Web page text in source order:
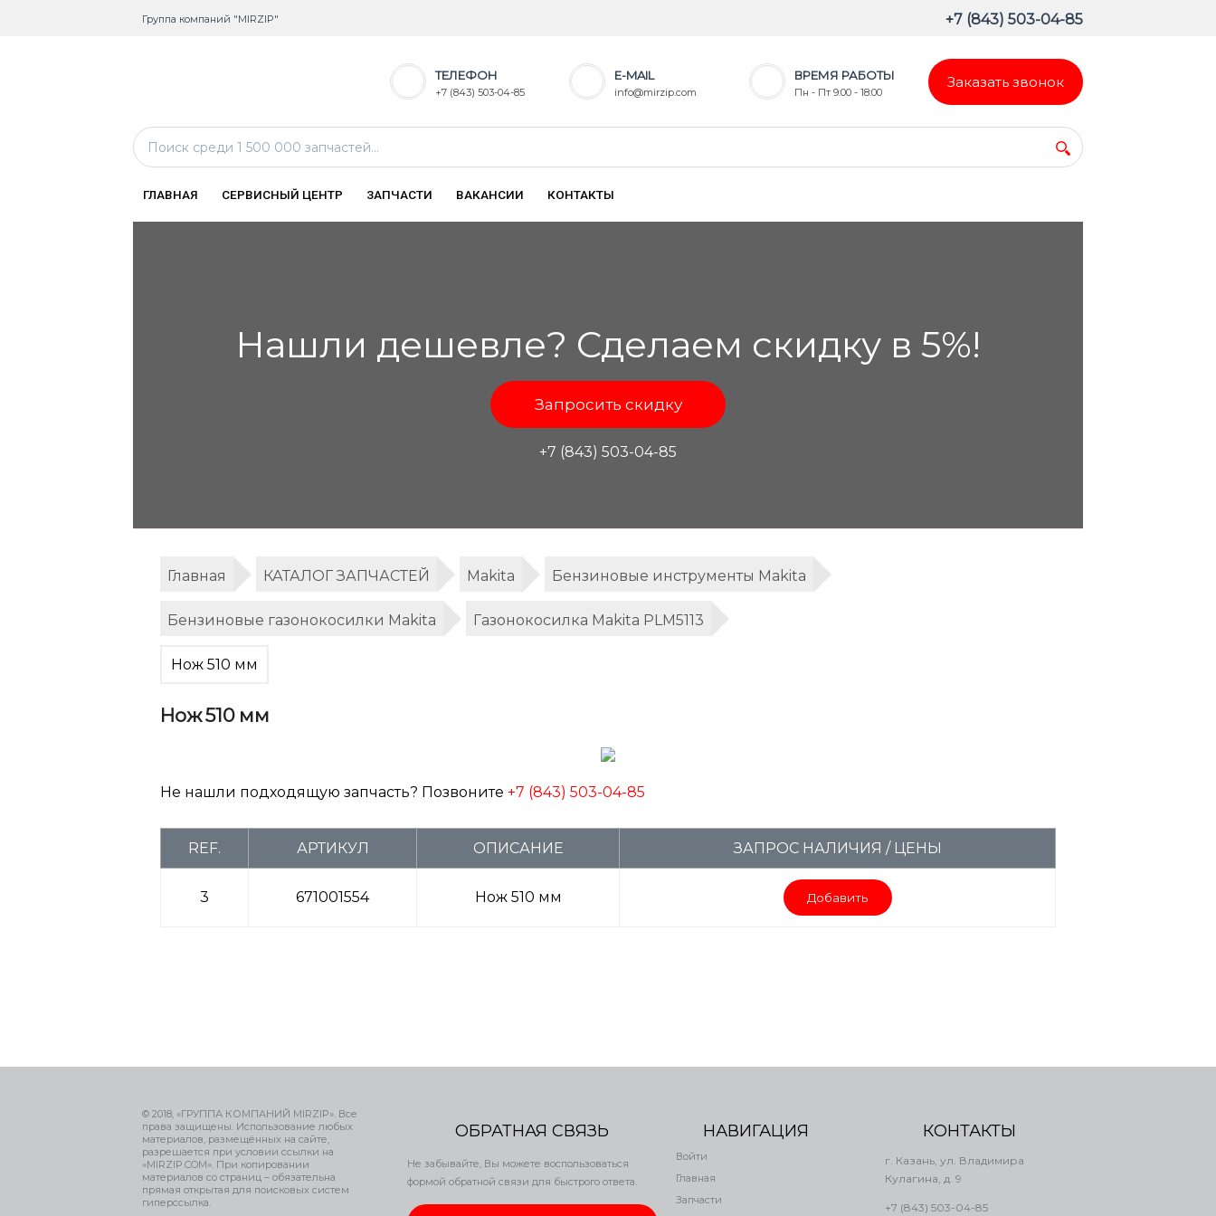
Группа компаний "MIRZIP" +7 (843) 503-04-85
ТЕЛЕФОН
+7 (843) 503-04-85
E-MAIL
info@mirzip.com
ВРЕМЯ РАБОТЫ
Пн - Пт 9:00 - 18:00
Заказать звонок
ГЛАВНАЯ СЕРВИСНЫЙ ЦЕНТР ЗАПЧАСТИ ВАКАНСИИ КОНТАКТЫ
Нашли дешевле? Сделаем скидку в 5%!
Запросить скидку
+7 (843) 503-04-85
Главная КАТАЛОГ ЗАПЧАСТЕЙ Makita Бензиновые инструменты Makita
Бензиновые газонокосилки Makita Газонокосилка Makita PLM5113
Нож 510 мм
Нож 510 мм
Не нашли подходящую запчасть? Позвоните +7 (843) 503-04-85
REF. АРТИКУЛ ОПИСАНИЕ ЗАПРОС НАЛИЧИЯ / ЦЕНЫ
3 671001554 Нож 510 мм Добавить
© 2018, «ГРУППА КОМПАНИЙ MIRZIP». Все
права защищены. Использование любых
материалов, размещённых на сайте,
разрешается при условии ссылки на
«MIRZIP.COM». При копировании
материалов со страниц – обязательна
прямая открытая для поисковых систем
гиперссылка.
ОБРАТНАЯ СВЯЗЬ
Не забывайте, Вы можете воспользоваться
формой обратной связи для быстрого ответа.
НАВИГАЦИЯ
Войти
Главная
Запчасти
КОНТАКТЫ
г. Казань, ул. Владимира
Кулагина, д. 9
+7 (843) 503-04-85